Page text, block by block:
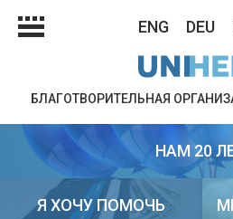
ENG DEU
БЛАГОТВОРИТЕЛЬНАЯ
НАМ 20
Я ХОЧУ ПОМОЧЬ